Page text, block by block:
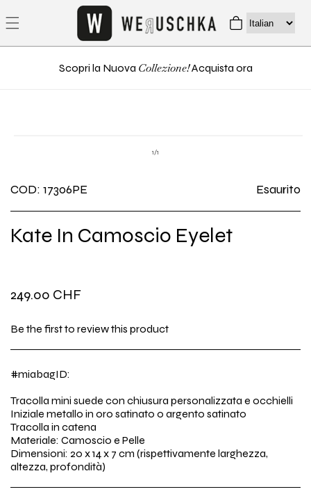
direttamente
Carrello
Scopri la Nuova Collezione!Acquista ora
in
finestra
1/su1
COD: 17306PE Esaurito
Kate In Camoscio Eyelet
Prezzo
di
listino
249.00 CHF
Be the first to review this product
#miabagID:
Tracolla mini suede con chiusura personalizzata e occhielli
Iniziale metallo in oro satinato o argento satinato
Tracolla in catena
Materiale: Camoscio e Pelle
Dimensioni: 20 x 14 x 7 cm (rispettivamente larghezza,
altezza, profondità)